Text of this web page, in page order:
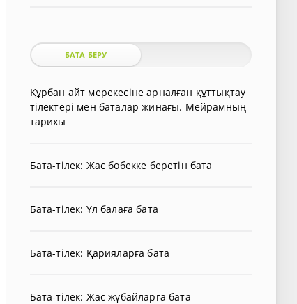
БАТА БЕРУ
Құрбан айт мерекесіне арналған құттықтау
тілектері мен баталар жинағы. Мейрамның
тарихы
Бата-тілек: Жас бөбекке беретін бата
Бата-тілек: Ұл балаға бата
Бата-тілек: Қарияларға бата
Бата-тілек: Жас жұбайларға бата